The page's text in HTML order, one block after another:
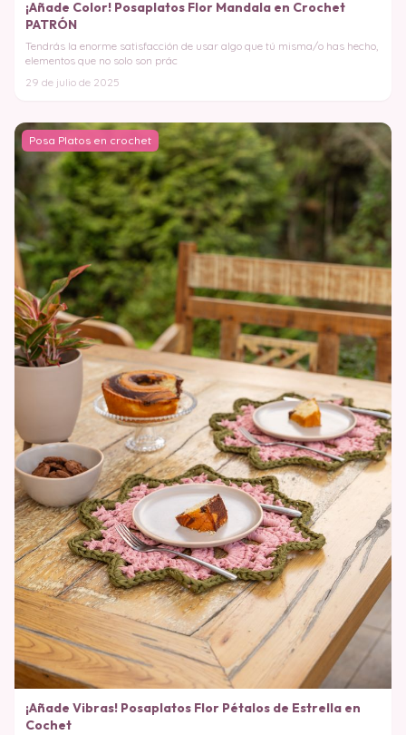
¡Añade Color! Posaplatos Flor Mandala en Crochet
PATRÓN
Tendrás la enorme satisfacción de usar algo que tú misma/o has hecho,
elementos que no solo son prác
29 de julio de 2025
Posa Platos en crochet
¡Añade Vibras! Posaplatos Flor Pétalos de Estrella en
Cochet